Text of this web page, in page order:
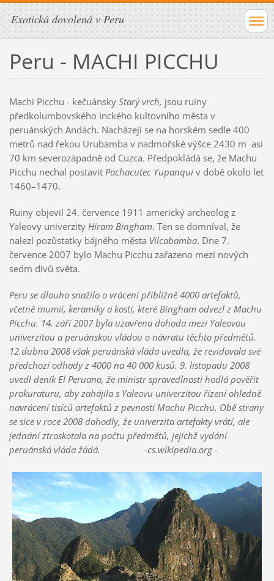
Exotická dovolená v Peru
Peru - MACHI PICCHU
Machi Picchu - kečuánsky Starý vrch, jsou ruiny
předkolumbovského inckého kultovního města v
peruánských Andách. Nacházejí se na horském sedle 400
metrů nad řekou Urubamba v nadmořské výšce 2430 m asi
70 km severozápadně od Cuzca. Předpokládá se, že Machu
Picchu nechal postavit Pachacutec Yupanquiv době okolo let
1460–1470.
Ruiny objevil 24. července 1911 americký archeolog z
Yaleovy univerzity Hiram Bingham. Ten se domníval, že
nalezl pozůstatky bájného města Vilcabamba. Dne 7.
července 2007 bylo Machu Picchu zařazeno mezi nových
sedm divů světa.
Peru se dlouho snažilo o vrácení přibližně 4000 artefaktů,
včetně mumií, keramiky a kostí, které Bingham odvezl z Machu
Picchu. 14. září 2007 byla uzavřena dohoda mezi Yaleovou
univerzitou a peruánskou vládou o návratu těchto předmětů.
12.dubna 2008 však peruánská vláda uvedla, že revidovala své
předchozí odhady z 4000 na 40 000 kusů. 9. listopadu 2008
uvedl deník El Peruano, že ministr spravedlnosti hodlá pověřit
prokuraturu, aby zahájila s Yaleovu univerzitou řízení ohledně
navrácení tisíců artefaktů z pevnosti Machu Picchu. Obě strany
se sice v roce 2008 dohodly, že univerzita artefakty vrátí, ale
jednání ztroskotala na počtu předmětů, jejichž vydání
peruánská vláda žádá. -cs.wikipedia.org -